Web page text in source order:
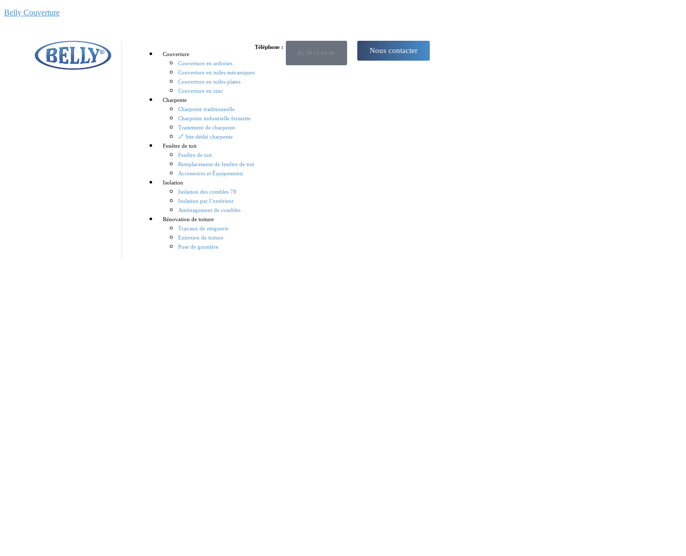
Belly Couverture
Couverture
Couverture en ardoises
Couverture en tuiles mécaniques
Couverture en tuiles plates
Couverture en zinc
Charpente
Charpente traditionnelle
Charpente industrielle fermette
Traitement de charpente
🔗 Site dédié charpente
Fenêtre de toit
Fenêtre de toit
Remplacement de fenêtre de toit
Accessoires et Équipements
Isolation
Isolation des combles 78
Isolation par l’extérieur
Aménagement de combles
Rénovation de toiture
Travaux de zinguerie
Entretien de toiture
Pose de gouttière
Téléphone :
01 39 13 04 86
Nous contacter